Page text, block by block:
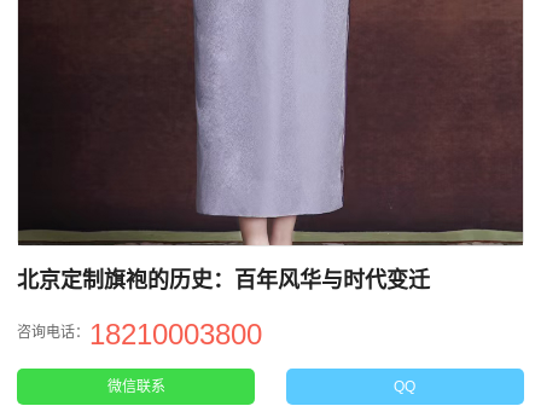
北京定制旗袍的历史：百年风华与时代变迁
咨询电话： 18210003800
微信联系 QQ